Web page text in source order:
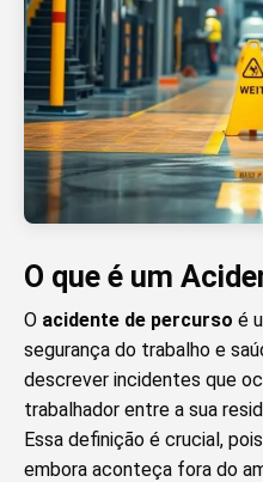
O que é um
O acidente de percurso é
segurança do trabalho e
descrever incidentes que
trabalhador entre a sua
Essa definição é crucial,
embora aconteça fora do